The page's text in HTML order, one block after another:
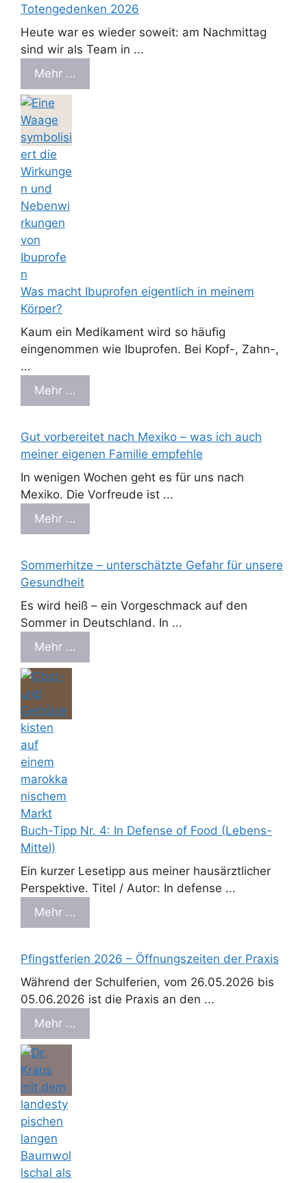
Totengedenken 2026
Heute war es wieder soweit: am Nachmittag
sind wir als Team in ...
Mehr ...
Was macht Ibuprofen eigentlich in meinem
Körper?
Kaum ein Medikament wird so häufig
eingenommen wie Ibuprofen. Bei Kopf-, Zahn-,
...
Mehr ...
Gut vorbereitet nach Mexiko – was ich auch
meiner eigenen Familie empfehle
In wenigen Wochen geht es für uns nach
Mexiko. Die Vorfreude ist ...
Mehr ...
Sommerhitze – unterschätzte Gefahr für unsere
Gesundheit
Es wird heiß – ein Vorgeschmack auf den
Sommer in Deutschland. In ...
Mehr ...
Buch-Tipp Nr. 4: In Defense of Food (Lebens-
Mittel)
Ein kurzer Lesetipp aus meiner hausärztlicher
Perspektive. Titel / Autor: In defense ...
Mehr ...
Pfingstferien 2026 – Öffnungszeiten der Praxis
Während der Schulferien, vom 26.05.2026 bis
05.06.2026 ist die Praxis an den ...
Mehr ...